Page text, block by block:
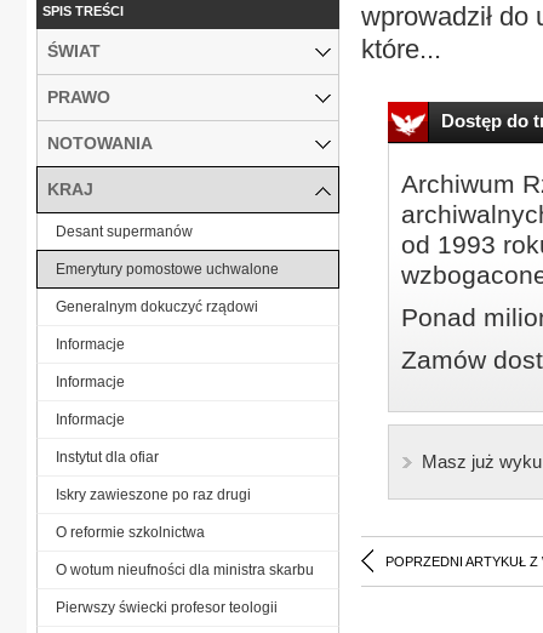
wprowadził
które...
Dostęp do
Archiwum
od 1993
Ponad
Zamów
Masz już
POPRZEDNI ARTYKUŁ Z
SPIS TREŚCI
ŚWIAT
PRAWO
NOTOWANIA
KRAJ
Desant supermanów
Emerytury pomostowe uchwalone
Generalnym dokuczyć rządowi
Informacje
Informacje
Informacje
Instytut dla ofiar
Iskry zawieszone po raz drugi
O reformie szkolnictwa
O wotum nieufności dla ministra skarbu
Pierwszy świecki profesor teologii